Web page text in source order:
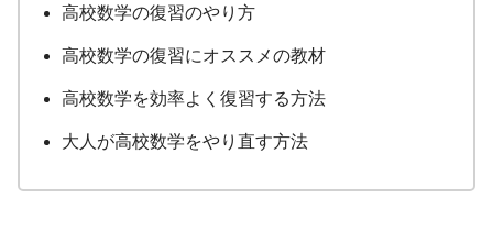
高校数学の復習のやり方
高校数学の復習にオススメの教材
高校数学を効率よく復習する方法
大人が高校数学をやり直す方法